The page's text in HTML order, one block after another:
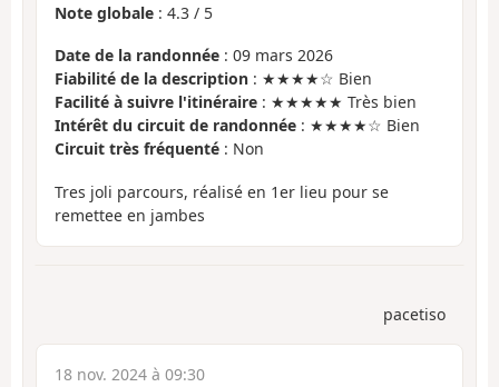
Note globale : 4.3 / 5
Date de la randonnée : 09 mars 2026
Fiabilité de la description : ★★★★☆ Bien
Facilité à suivre l'itinéraire : ★★★★★ Très bien
Intérêt du circuit de randonnée : ★★★★☆ Bien
Circuit très fréquenté : Non
Tres joli parcours, réalisé en 1er lieu pour se
remettee en jambes
pacetiso
18 nov. 2024 à 09:30